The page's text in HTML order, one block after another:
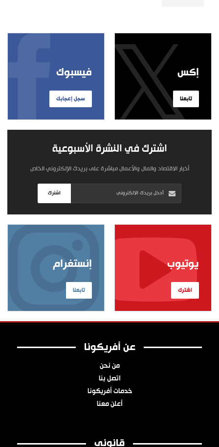
فيسبوك
سجل إعجابك
إكس
تابعنا
اشترك في النشرة الأسبوعية
أخبار الاقتصاد والمال والأعمال مباشرة على بريدك الإلكتروني الخاص
اشترك
إنستغرام
تابعنا
يوتيوب
اشترك
عن أفريكونا
من نحن
اتصل بنا
خدمات أفريكونا
أعلن معنا